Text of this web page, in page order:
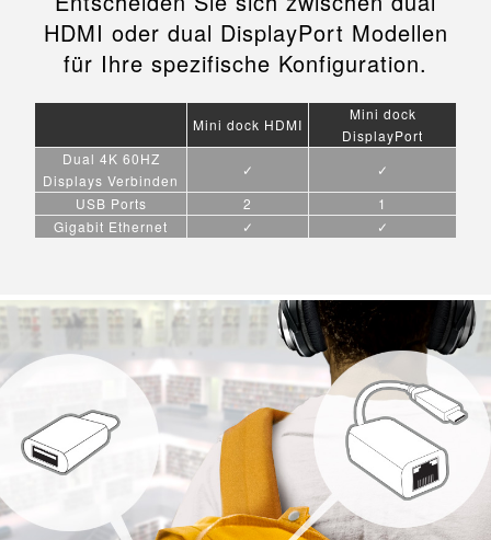
HDMI oder dual DisplayPort Modellen
für Ihre spezifische Konfiguration.
Mini dock HDMI
Mini dock
DisplayPort
Dual 4K 60HZ
Displays Verbinden
✓
✓
USB Ports
2
1
Gigabit Ethernet
✓ ✓